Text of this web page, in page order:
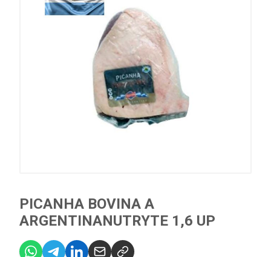
PICANHA BOVINA A
ARGENTINANUTRYTE 1,6 UP